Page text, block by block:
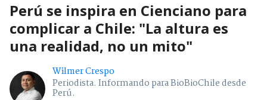
Perú se inspira en Cienciano para
complicar a Chile: "La altura es
una realidad, no un mito"
Wilmer Crespo
Periodista. Informando para BioBioChile desde
Perú.